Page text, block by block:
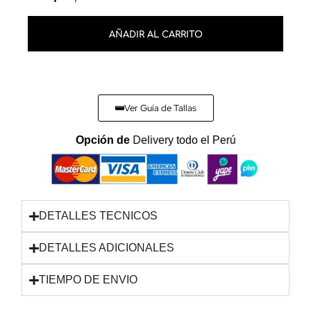
AÑADIR AL CARRITO
Ver Guía de Tallas
Opción de Delivery todo el Perú
DETALLES TECNICOS
DETALLES ADICIONALES
TIEMPO DE ENVIO